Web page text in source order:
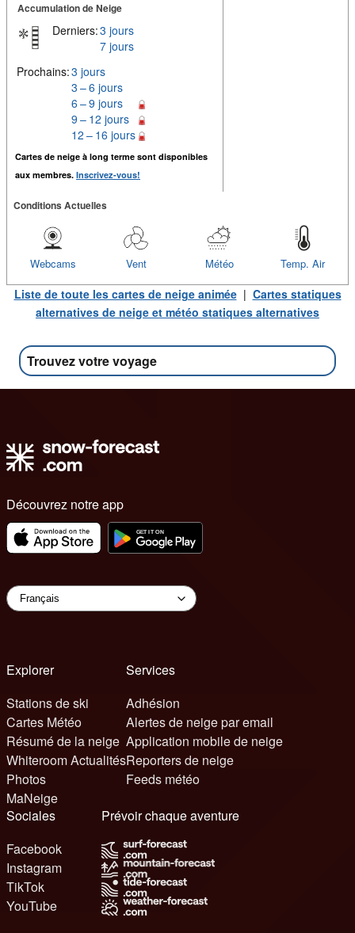
Accumulation de Neige
Derniers:3 jours
7 jours
Prochains:3 jours
3 – 6 jours
6 – 9 jours
9 – 12 jours
12 – 16 jours
Cartes de neige à long terme sont disponibles
aux membres. Inscrivez-vous!
Conditions Actuelles
Temp. Air
Météo
Vent
Webcams
Liste de toute les cartes de neige animée| Cartes statiques
alternatives de neige et météo statiques alternatives
Trouvez votre voyage
Découvrez notre app
Explorer
Stations de ski
Cartes Météo
Résumé de la neige
Whiteroom Actualités
Photos
MaNeige
Services
Adhésion
Alertes de neige par email
Application mobile de neige
Reporters de neige
Feeds météo
Sociales
Facebook
Instagram
TikTok
YouTube
Prévoir chaque aventure